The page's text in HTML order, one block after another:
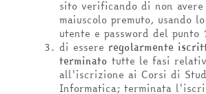
sito verificando di non
maiuscolo premuto, usando
utente e password del punto
di essere regolarmente
terminato tutte le fasi
all'iscrizione ai Corsi di
Informatica; terminata